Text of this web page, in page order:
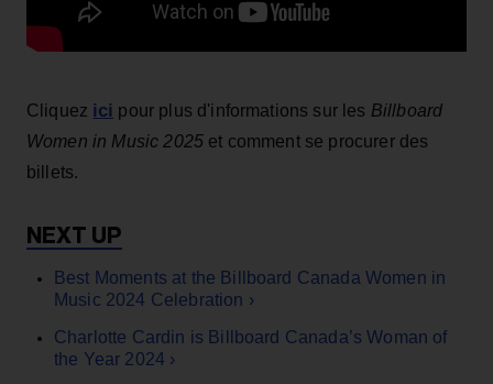
Cliquez ici pour plus d'informations sur les Billboard
Women in Music 2025 et comment se procurer des
billets.
Best Moments at the Billboard Canada Women in
Music 2024 Celebration ›
Charlotte Cardin is Billboard Canada’s Woman of
the Year 2024 ›